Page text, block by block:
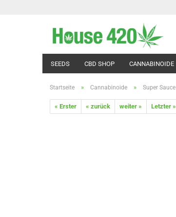
SEEDS CBD SHOP CANNABINOIDE
Startseite » Cannabinoide » Super Sauce
« Erster « zurück weiter » Letzter »